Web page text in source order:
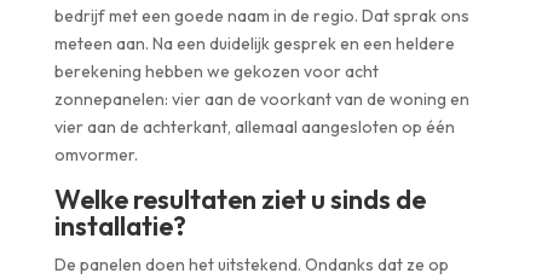
bedrijf met een goede naam in de regio. Dat sprak ons
meteen aan. Na een duidelijk gesprek en een heldere
berekening hebben we gekozen voor acht
zonnepanelen: vier aan de voorkant van de woning en
vier aan de achterkant, allemaal aangesloten op één
omvormer.
Welke resultaten ziet u sinds de
installatie?
De panelen doen het uitstekend. Ondanks dat ze op